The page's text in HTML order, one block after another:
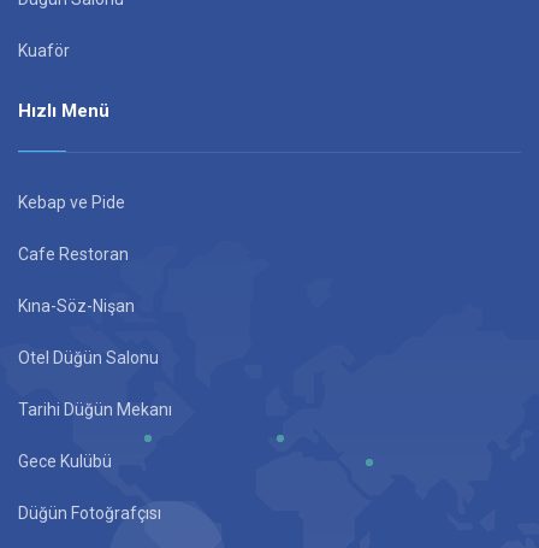
Kuaför
Hızlı Menü
Kebap ve Pide
Cafe Restoran
Kına-Söz-Nişan
Otel Düğün Salonu
Tarihi Düğün Mekanı
Gece Kulübü
Düğün Fotoğrafçısı